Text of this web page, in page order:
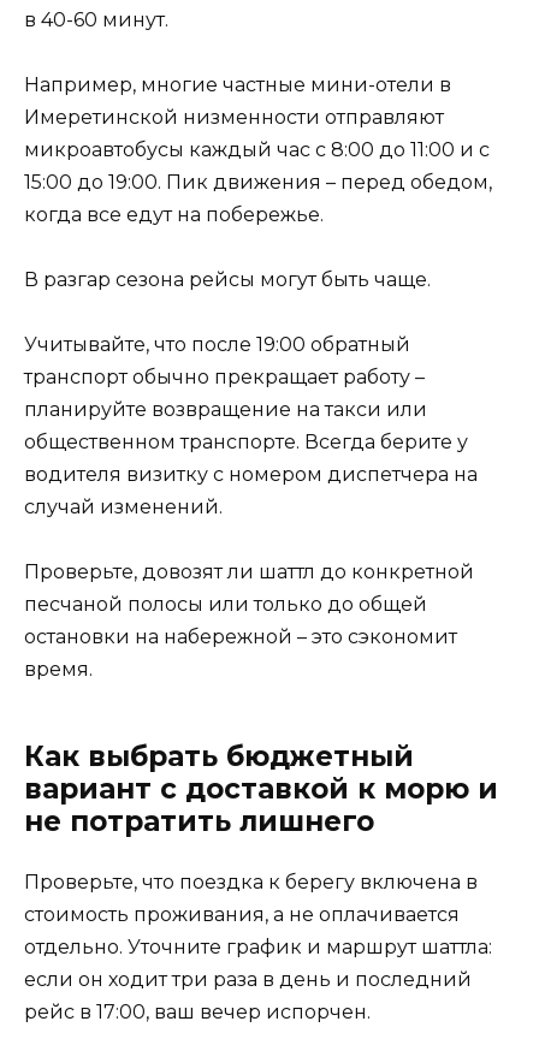
в 40-60 минут.
Например, многие частные мини-отели в
Имеретинской низменности отправляют
микроавтобусы каждый час с 8:00 до 11:00 и с
15:00 до 19:00. Пик движения – перед обедом,
когда все едут на побережье.
В разгар сезона рейсы могут быть чаще.
Учитывайте, что после 19:00 обратный
транспорт обычно прекращает работу –
планируйте возвращение на такси или
общественном транспорте. Всегда берите у
водителя визитку с номером диспетчера на
случай изменений.
Проверьте, довозят ли шаттл до конкретной
песчаной полосы или только до общей
остановки на набережной – это сэкономит
время.
Как выбрать бюджетный
вариант с доставкой к морю и
не потратить лишнего
Проверьте, что поездка к берегу включена в
стоимость проживания, а не оплачивается
отдельно. Уточните график и маршрут шаттла:
если он ходит три раза в день и последний
рейс в 17:00, ваш вечер испорчен.